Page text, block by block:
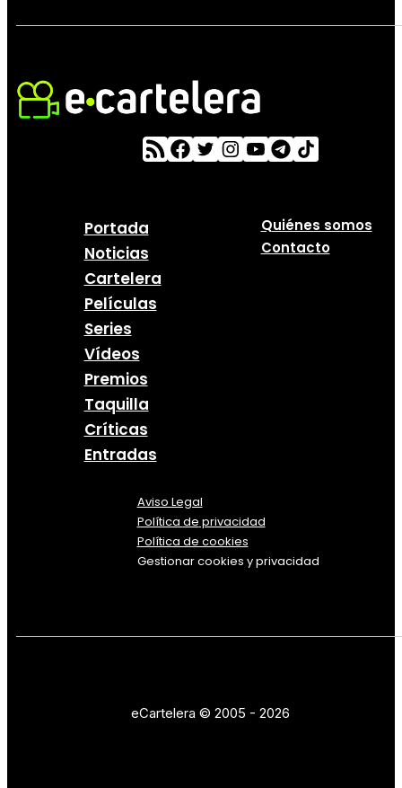
Portada
Noticias
Cartelera
Películas
Series
Vídeos
Premios
Taquilla
Críticas
Entradas
Quiénes somos
Contacto
Aviso Legal
Política de privacidad
Política de cookies
Gestionar cookies y privacidad
eCartelera © 2005 - 2026